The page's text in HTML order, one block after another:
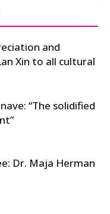
and
Xin to all cultural
“The solidified
Dr. Maja Herman